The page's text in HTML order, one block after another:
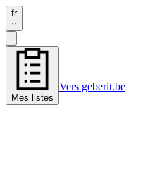
fr
Mes listes
Vers geberit.be